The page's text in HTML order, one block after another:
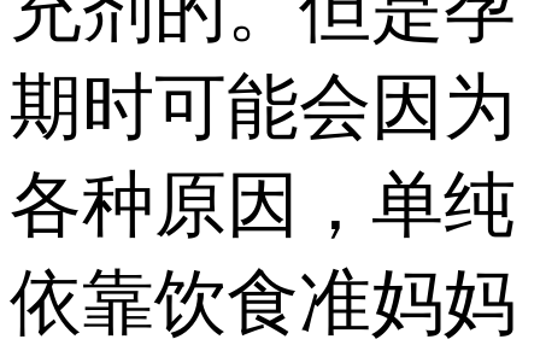
期时可能会因为
各种原因，单纯
依靠饮食准妈妈